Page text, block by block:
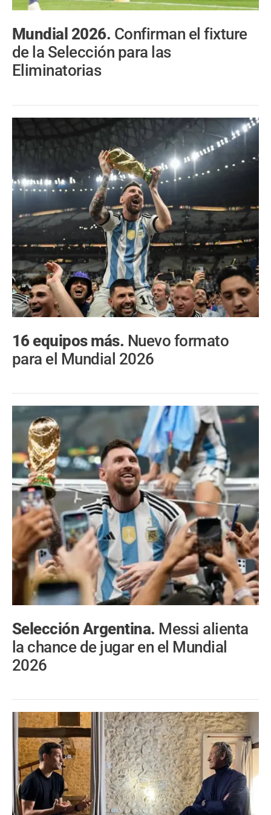
Mundial 2026. Confirman el fixture
de la Selección para las
Eliminatorias
16 equipos más. Nuevo formato
para el Mundial 2026
Selección Argentina. Messi alienta
la chance de jugar en el Mundial
2026